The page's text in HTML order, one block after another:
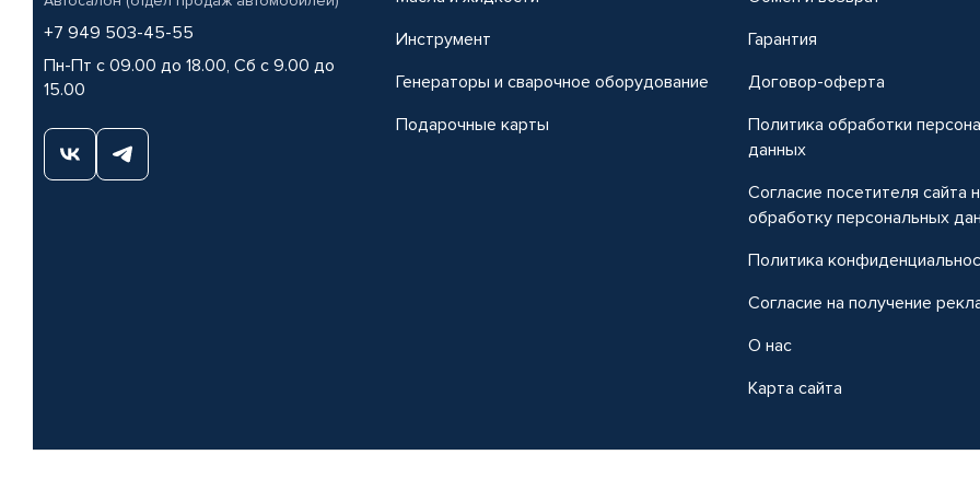
+7 949 503-45-55
Пн-Пт с 09.00 до 18.00, Сб с 9.00 до
15.00
Инструмент
Генераторы и сварочное оборудование
Подарочные карты
Гарантия
Договор-оферта
Политика обработки
данных
Согласие посетителя сайта
обработку персональных
Политика
Согласие на получение
О нас
Карта сайта